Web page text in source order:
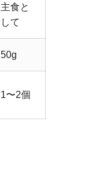
主食と
して
50g
1〜2個